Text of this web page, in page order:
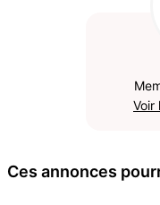
Voir
Ces annonces